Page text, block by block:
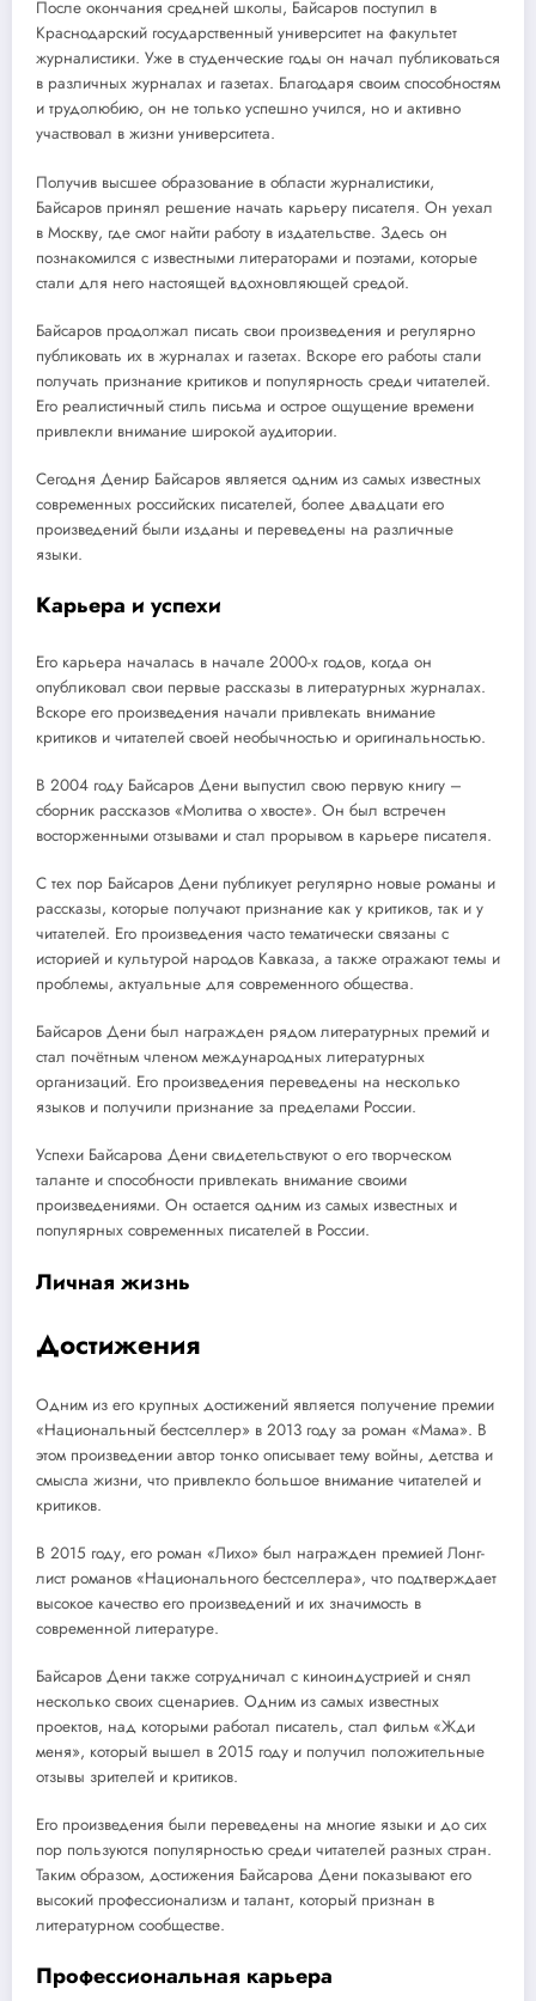
После окончания средней школы, Байсаров поступил в
Краснодарский государственный университет на факультет
журналистики. Уже в студенческие годы он начал публиковаться
в различных журналах и газетах. Благодаря своим способностям
и трудолюбию, он не только успешно учился, но и активно
участвовал в жизни университета.
Получив высшее образование в области журналистики,
Байсаров принял решение начать карьеру писателя. Он уехал
в Москву, где смог найти работу в издательстве. Здесь он
познакомился с известными литераторами и поэтами, которые
стали для него настоящей вдохновляющей средой.
Байсаров продолжал писать свои произведения и регулярно
публиковать их в журналах и газетах. Вскоре его работы стали
получать признание критиков и популярность среди читателей.
Его реалистичный стиль письма и острое ощущение времени
привлекли внимание широкой аудитории.
Сегодня Денир Байсаров является одним из самых известных
современных российских писателей, более двадцати его
произведений были изданы и переведены на различные
языки.
Карьера и успехи
Его карьера началась в начале 2000-х годов, когда он
опубликовал свои первые рассказы в литературных журналах.
Вскоре его произведения начали привлекать внимание
критиков и читателей своей необычностью и оригинальностью.
В 2004 году Байсаров Дени выпустил свою первую книгу –
сборник рассказов «Молитва о хвосте». Он был встречен
восторженными отзывами и стал прорывом в карьере писателя.
С тех пор Байсаров Дени публикует регулярно новые романы и
рассказы, которые получают признание как у критиков, так и у
читателей. Его произведения часто тематически связаны с
историей и культурой народов Кавказа, а также отражают темы и
проблемы, актуальные для современного общества.
Байсаров Дени был награжден рядом литературных премий и
стал почётным членом международных литературных
организаций. Его произведения переведены на несколько
языков и получили признание за пределами России.
Успехи Байсарова Дени свидетельствуют о его творческом
таланте и способности привлекать внимание своими
произведениями. Он остается одним из самых известных и
популярных современных писателей в России.
Личная жизнь
Достижения
Одним из его крупных достижений является получение премии
«Национальный бестселлер» в 2013 году за роман «Мама». В
этом произведении автор тонко описывает тему войны, детства и
смысла жизни, что привлекло большое внимание читателей и
критиков.
В 2015 году, его роман «Лихо» был награжден премией Лонг-
лист романов «Национального бестселлера», что подтверждает
высокое качество его произведений и их значимость в
современной литературе.
Байсаров Дени также сотрудничал с киноиндустрией и снял
несколько своих сценариев. Одним из самых известных
проектов, над которыми работал писатель, стал фильм «Жди
меня», который вышел в 2015 году и получил положительные
отзывы зрителей и критиков.
Его произведения были переведены на многие языки и до сих
пор пользуются популярностью среди читателей разных стран.
Таким образом, достижения Байсарова Дени показывают его
высокий профессионализм и талант, который признан в
литературном сообществе.
Профессиональная карьера